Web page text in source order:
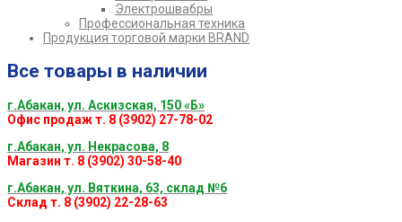
Электрошвабры
Профессиональная техника
Продукция торговой марки BRAND
Все товары в наличии
г.Абакан, ул. Аскизская, 150 «Б»
Офис продаж т. 8 (3902) 27-78-02
г.Абакан, ул. Некрасова, 8
Магазин т. 8 (3902) 30-58-40
г.Абакан, ул. Вяткина, 63, склад №6
Склад т. 8 (3902) 22-28-63